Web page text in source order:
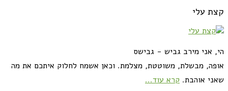
קצת עלי
הי, אני מירב גביש - גבישס
אופה, מבשלת, משוטטת, מצלמת. וכאן אשמח לחלוק איתכם את מה
שאני אוהבת. קרא עוד...